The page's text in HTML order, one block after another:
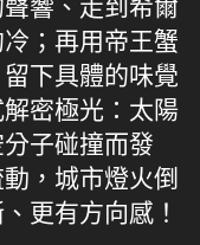
響、走到希爾
；再用帝王蟹
下具體的味覺
密極光：太陽
子碰撞而發
，城市燈火倒
更有方向感！